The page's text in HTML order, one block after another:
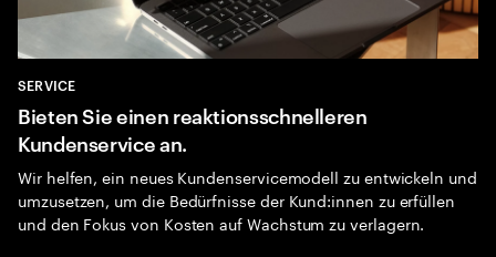
SERVICE
Bieten Sie einen reaktionsschnelleren
Kundenservice an.
Wir helfen, ein neues Kundenservicemodell zu entwickeln und
umzusetzen, um die Bedürfnisse der Kund:innen zu erfüllen
und den Fokus von Kosten auf Wachstum zu verlagern.